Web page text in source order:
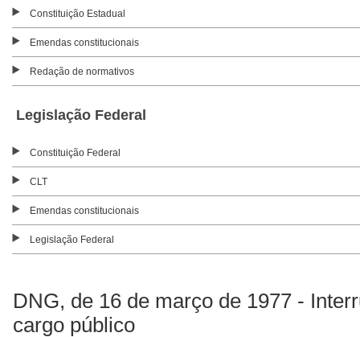
Constituição Estadual
Emendas constitucionais
Redação de normativos
Legislação Federal
Constituição Federal
CLT
Emendas constitucionais
Legislação Federal
DNG, de 16 de março de 1977 -
cargo público